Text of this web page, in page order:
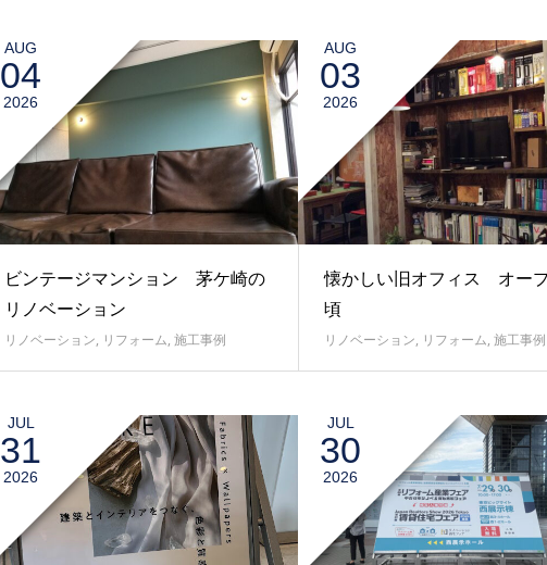
AUG
04
2026
ビンテージマンション 茅ケ崎の
リノベーション
リノベーション, リフォーム, 施工事例
AUG
03
2026
懐かしい旧オフィス オー
頃
リノベーション, リフォーム, 施工事例
JUL
31
2026
JUL
30
2026